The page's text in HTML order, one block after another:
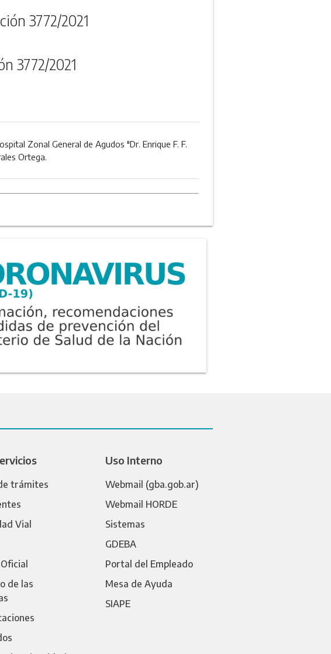
3772/2021
3772/2021
Zonal General de Agudos "Dr. Enrique F. F.
Ortega.
trámites
Vial
de las
Uso Interno
Webmail (gba.gob.ar)
Webmail HORDE
Sistemas
GDEBA
Portal del Empleado
Mesa de Ayuda
SIAPE